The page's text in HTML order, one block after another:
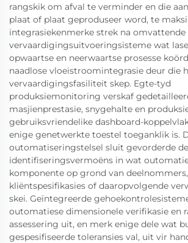
rangskik om afval te verminder en die
plaat of plaat geproduseer word, te
integrasiekenmerke strek na omvattende
vervaardigingsuitvoeringsisteme wat
opwaartse en neerwaartse prosesse
naadlose vloeistroomintegrasie deur die
vervaardigingsfasiliteit skep. Egte-tyd
produksiemonitoring verskaf
masjienprestasie, snygehalte en
gebruiksvriendelike dashboard-
enige genetwerkte toestel toeganklik is.
outomatiseringstelsel sluit gevorderde
identifiseringsvermoëns in wat
komponente op grond van deelnommers,
kliëntspesifikasies of daaropvolgende
skei. Geïntegreerde
outomatiese dimensionele verifikasie en
assessering uit, en merk enige dele wat
gespesifiseerde toleransies val, uit vir